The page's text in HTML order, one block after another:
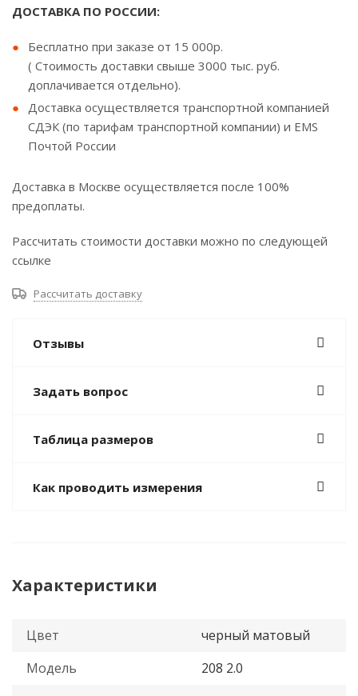
ДОСТАВКА ПО РОССИИ:
Бесплатно при заказе от 15 000р.
( Стоимость доставки свыше 3000 тыс. руб.
доплачивается отдельно).
Доставка осуществляется транспортной компанией
СДЭК (по тарифам транспортной компании) и EMS
Почтой России
Доставка в Москве осуществляется после 100%
предоплаты.
Рассчитать стоимости доставки можно по следующей
ссылке
Рассчитать доставку
Отзывы
Задать вопрос
Таблица размеров
Как проводить измерения
Характеристики
Цвет
черный матовый
Модель
208 2.0